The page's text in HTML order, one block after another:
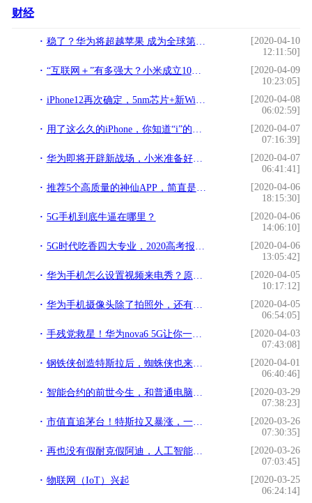
财经
稳了？华为将超越苹果 成为全球第二大智能手机制造商
[2020-04-10
12:11:50]
“互联网＋”有多强大？小米成立10年收入突破2000亿
[2020-04-09
10:23:05]
iPhone12再次确定，5nm芯片+新WiFi技术，价格更感人
[2020-04-08
06:02:59]
用了这么久的iPhone，你知道“i”的意思吗？
[2020-04-07
07:16:39]
华为即将开辟新战场，小米准备好了吗？
[2020-04-07
06:41:41]
推荐5个高质量的神仙APP，简直是宝藏
[2020-04-06
18:15:30]
5G手机到底牛逼在哪里？
[2020-04-06
14:06:10]
5G时代吃香四大专业，2020高考报考不可错过
[2020-04-06
13:05:42]
华为手机怎么设置视频来电秀？原来方法这么简单，手把手教你设置
[2020-04-05
10:17:12]
华为手机摄像头除了拍照外，还有这两种高级玩法？确定不了解一下
[2020-04-05
06:54:05]
手残党救星！华为nova6 5G让你一拍即得封面级大片
[2020-04-03
07:43:08]
钢铁侠创造特斯拉后，蜘蛛侠也来做设计｜一种全新的车灯设计理念
[2020-04-01
06:40:46]
智能合约的前世今生，和普通电脑程序有什么不同？
[2020-03-29
07:38:23]
市值直追茅台！特斯拉又暴涨，一大批A股小伙伴直线涨停
[2020-03-26
07:30:35]
再也没有假耐克假阿迪，人工智能也能被用来打击仿冒名牌
[2020-03-26
07:03:45]
物联网（IoT）兴起
[2020-03-25
06:24:14]